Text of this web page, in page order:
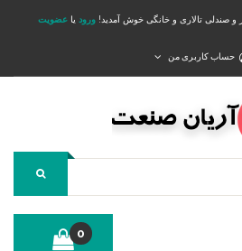
و صندلی تالاری و خانگی خوش آمدید! ورود یا عضویت
حساب کاربری من
0